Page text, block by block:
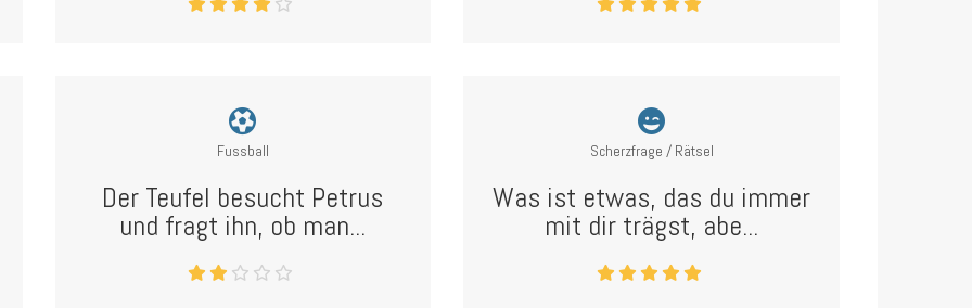
Fussball
Der Teufel besucht Petrus
und fragt ihn, ob man...
Scherzfrage / Rätsel
Was ist etwas, das du immer
mit dir trägst, abe...